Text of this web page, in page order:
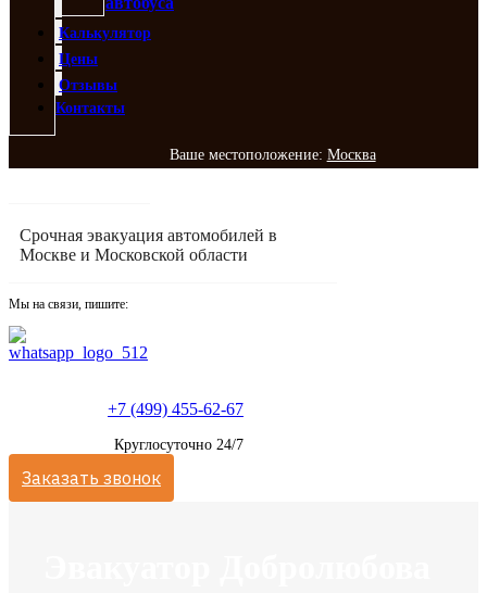
Калькулятор
Цены
Отзывы
Контакты
Ваше местоположение: Москва
Срочная эвакуация автомобилей в
Москве и Московской области
Мы на связи, пишите:
+7 (499) 455-62-67
Круглосуточно 24/7
Заказать звонок